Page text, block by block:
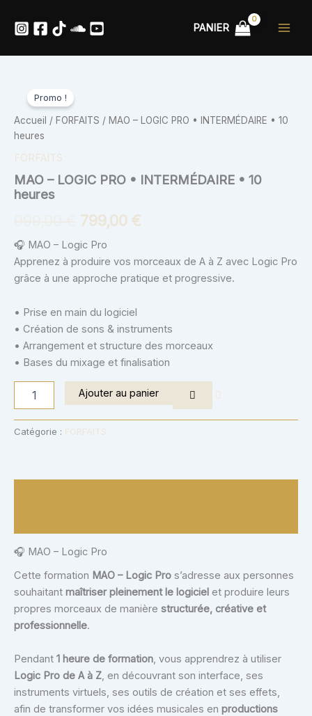
PANIER
Promo !
Accueil / FORFAITS / MAO – LOGIC PRO • INTERMÉDAIRE • 10
heures
FORFAITS
MAO – LOGIC PRO • INTERMÉDAIRE • 10
heures
prix
999,00 €.
799,00 €
prix
799,00 €.
🎧 MAO – Logic Pro
Apprenez à produire vos morceaux de A à Z avec Logic Pro
grâce à une approche pratique et progressive.
• Prise en main du logiciel
• Création de sons & instruments
• Arrangement et structure des morceaux
• Bases du mixage et finalisation
MAO
-
LOGIC
PRO
•
INTERMÉDAIRE
•
Ajouter au panier
Catégorie : FORFAITS
🎧 MAO – Logic Pro
Cette formation MAO – Logic Pro s’adresse aux personnes
souhaitant maîtriser pleinement le logiciel et produire leurs
propres morceaux de manière structurée, créative et
professionnelle.
Pendant 1 heure de formation, vous apprendrez à utiliser
Logic Pro de A à Z, en découvrant son interface, ses
instruments virtuels, ses outils de création et ses effets,
afin de transformer vos idées musicales en productions